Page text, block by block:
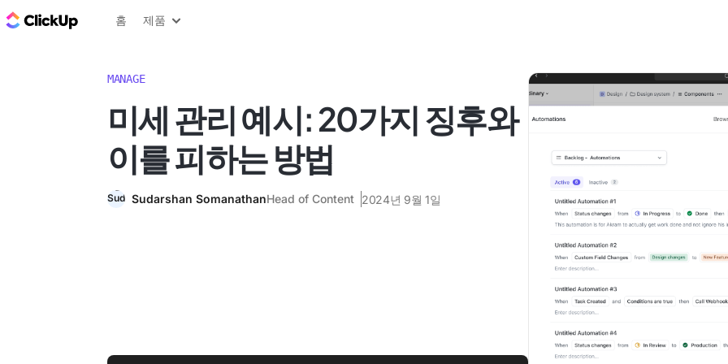
ClickUp 블로그
홈 제품
MANAGE
미세 관리 예시: 20가지 징후와
이를 피하는 방법
Sudarshan SomanathanHead of Content 2024년 9월 1일